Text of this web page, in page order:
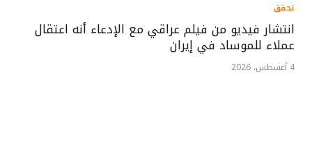
تحقق
انتشار فيديو من فيلم عراقي مع الإدعاء أنه اعتقال
عملاء للموساد في إيران
4 أغسطس، 2026